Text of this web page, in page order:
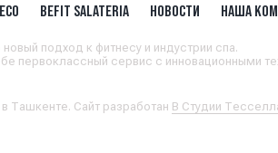
BEFIT SALATERIA НОВОСТИ НАША
подход к фитнесу и индустрии спа.
первоклассный сервис с инновационными
Ташкенте. Сайт разработан В Студии